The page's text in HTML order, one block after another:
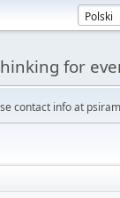
for
contact info at